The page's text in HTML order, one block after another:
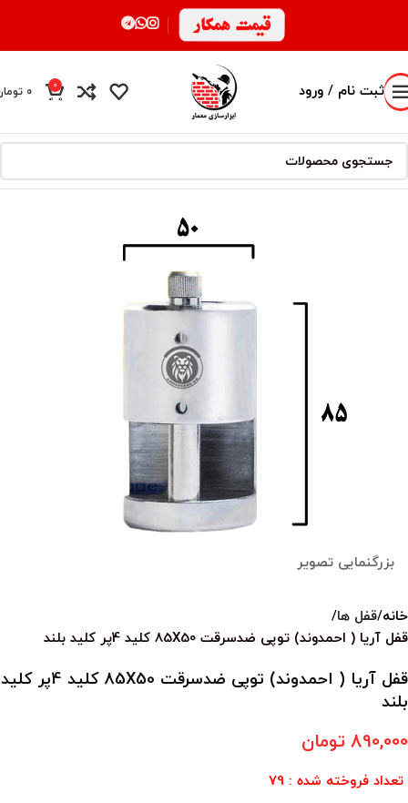
ثبت نام / ورود
0
محصول
0
بزرگنمایی تصویر
خانه قفل ها
قفل آریا ( احمدوند) توپی ضدسرقت 85X50 کلید 4پر کلید بلند
قفل آریا ( احمدوند) توپی ضدسرقت 85X50 کلید 4پر کلید
بلند
890,000 تومان
تعداد فروخته شده : 79